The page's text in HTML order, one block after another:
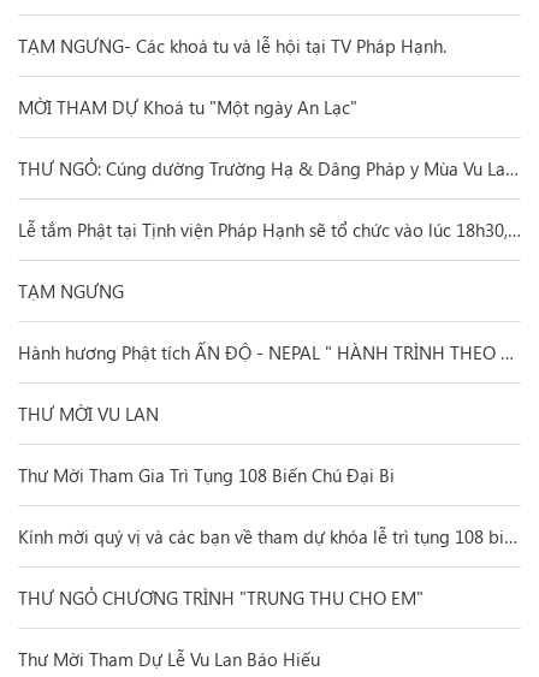
TẠM NGƯNG- Các khoá tu và lễ hội tại TV Pháp Hạnh.
MỜI THAM DỰ Khoá tu "Một ngày An Lạc"
THƯ NGỎ: Cúng dường Trường Hạ & Dâng Pháp y Mùa Vu Lan Báo Hiếu.
Lễ tắm Phật tại Tịnh viện Pháp Hạnh sẽ tổ chức vào lúc 18h30, thứ 5 ngày 15/4/Canh Tý
TẠM NGƯNG
Hành hương Phật tích ẤN ĐỘ - NEPAL " HÀNH TRÌNH THEO DẤU CHÂN PHẬT"
THƯ MỜI VU LAN
Thư Mời Tham Gia Trì Tụng 108 Biến Chú Đại Bi
Kính mời quý vị và các bạn về tham dự khóa lễ trì tụng 108 biến chú Đại Bi.
THƯ NGỎ CHƯƠNG TRÌNH "TRUNG THU CHO EM"
Thư Mời Tham Dự Lễ Vu Lan Báo Hiếu